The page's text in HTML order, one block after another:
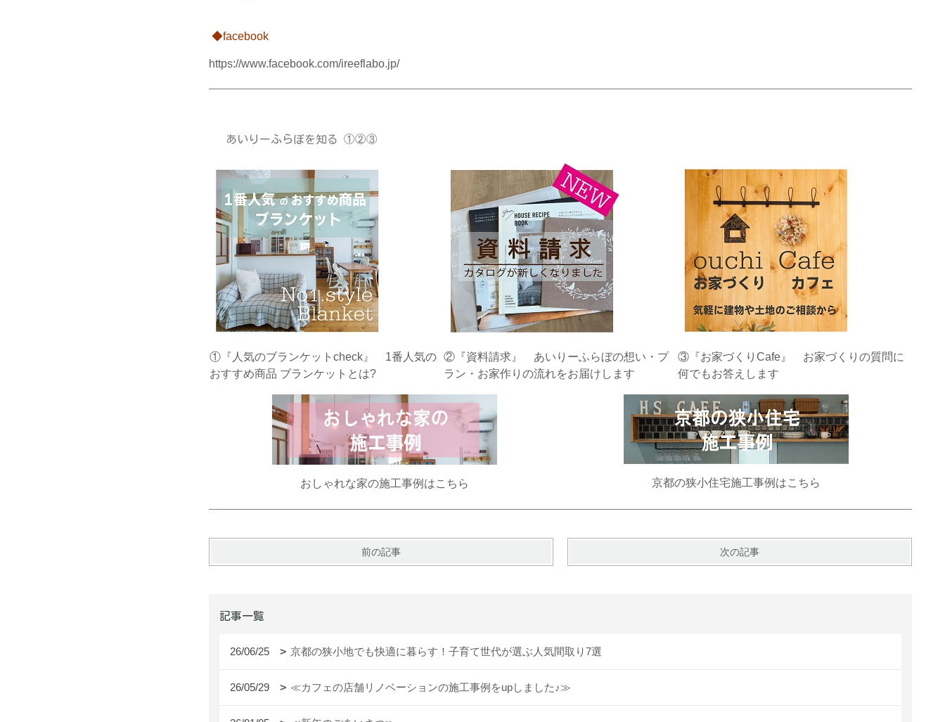
◆facebook
https://www.facebook.com/ireeflabo.jp/
あいりーふらぼを知る ①②③
①『人気のブランケットcheck』 1番人気の
おすすめ商品 ブランケットとは?
②『資料請求』 あいりーふらぼの想い・プ
ラン・お家作りの流れをお届けします
③『お家づくりCafe』 お家づくりの質問に
何でもお答えします
おしゃれな家の施工事例はこちら 京都の狭小住宅施工事例はこちら
前の記事 次の記事
記事一覧
26/06/25 京都の狭小地でも快適に暮らす！子育て世代が選ぶ人気間取り7選
26/05/29 ≪カフェの店舗リノベーションの施工事例をupしました♪≫